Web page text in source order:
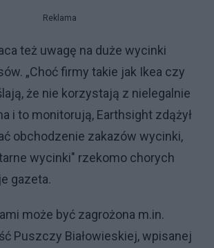
Reklama
też uwagę na duże wycinki
„Choć firmy takie jak Ikea czy
że nie korzystają z nielegalnie
i to monitorują, Earthsight zdążył
obchodzenie zakazów wycinki,
wycinki" rzekomo chorych
gazeta.
może być zagrożona m.in.
Puszczy Białowieskiej, wpisanej